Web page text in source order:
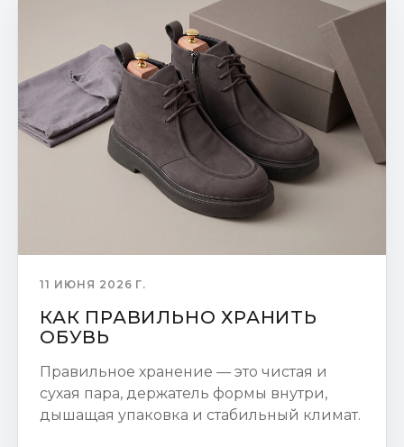
11 ИЮНЯ 2026 Г.
КАК ПРАВИЛЬНО ХРАНИТЬ
ОБУВЬ
Правильное хранение — это чистая и
сухая пара, держатель формы внутри,
дышащая упаковка и стабильный климат.